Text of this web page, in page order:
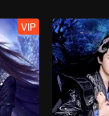
VIP